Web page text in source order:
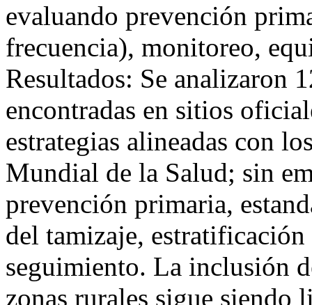
evaluando prevención
frecuencia), monitoreo,
Resultados: Se analizaron
encontradas en sitios
estrategias alineadas con
Mundial de la Salud; sin
prevención primaria,
del tamizaje,
seguimiento. La inclusión
zonas rurales sigue siendo